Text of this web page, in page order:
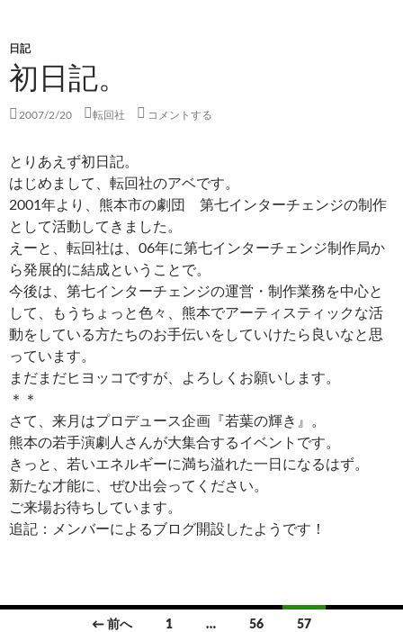
日記
初日記。
2007/2/20 転回社 コメントする
とりあえず初日記。
はじめまして、転回社のアベです。
2001年より、熊本市の劇団 第七インターチェンジの制作
として活動してきました。
えーと、転回社は、06年に第七インターチェンジ制作局か
ら発展的に結成ということで。
今後は、第七インターチェンジの運営・制作業務を中心と
して、もうちょっと色々、熊本でアーティスティックな活
動をしている方たちのお手伝いをしていけたら良いなと思
っています。
まだまだヒヨッコですが、よろしくお願いします。
＊＊
さて、来月はプロデュース企画『若葉の輝き』。
熊本の若手演劇人さんが大集合するイベントです。
きっと、若いエネルギーに満ち溢れた一日になるはず。
新たな才能に、ぜひ出会ってください。
ご来場お待ちしています。
追記：メンバーによるブログ開設したようです！
← 前へ 1 … 56 57